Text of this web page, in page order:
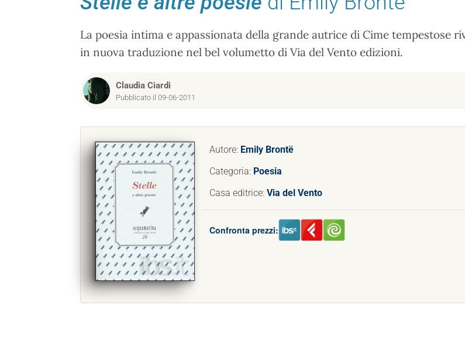
La poesia intima e appassionata della grande autrice di Cime tempestose
in nuova traduzione nel bel volumetto di Via del Vento edizioni.
Claudia Ciardi
Pubblicato il 09-06-2011
Autore: Emily Brontë
Categoria: Poesia
Casa editrice: Via del Vento
Confronta prezzi: